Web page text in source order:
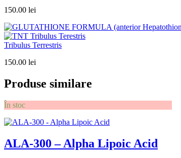
150.00 lei
Tribulus Terrestris
150.00 lei
Produse similare
În stoc
ALA-300 – Alpha Lipoic Acid